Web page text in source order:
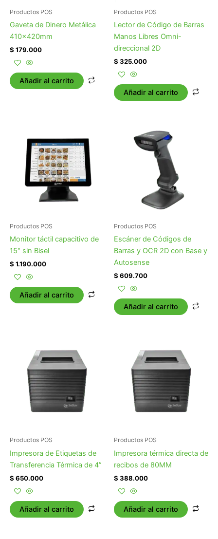
Productos POS
Gaveta de Dinero Metálica
410x420mm
$ 179.000
Añadir al carrito
Productos POS
Lector de Código de Barras
Manos Libres Omni-
direccional 2D
$ 325.000
Añadir al carrito
Productos POS
Monitor táctil capacitivo de
15ʺ sin Bisel
$ 1.190.000
Añadir al carrito
Productos POS
Escáner de Códigos de
Barras y OCR 2D con Base y
Autosense
$ 609.700
Añadir al carrito
Productos POS
Impresora de Etiquetas de
Transferencia Térmica de 4”
$ 650.000
Añadir al carrito
Productos POS
Impresora térmica directa de
recibos de 80MM
$ 388.000
Añadir al carrito